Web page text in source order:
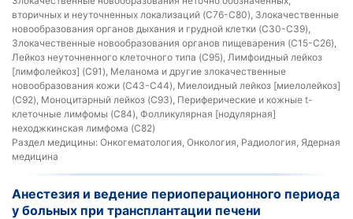
вторичных и неуточненных локализаций (C76-C80), Злокачественные
новообразования органов дыхания и грудной клетки (C30-C39),
Злокачественные новообразования органов пищеварения (C15-C26),
Лейкоз неуточненного клеточного типа (C95), Лимфоидный лейкоз
[лимфолейкоз] (C91), Меланома и другие злокачественные
новообразования кожи (C43-C44), Миелоидный лейкоз [миелолейкоз]
(C92), Моноцитарный лейкоз (C93), Периферические и кожные t-
клеточные лимфомы (C84), Фолликулярная [нодулярная]
неходжкинская лимфома (C82)
Раздел медицины: Онкогематология, Онкология, Радиология, Ядерная
медицина
Анестезия и ведение периоперационного периода
у больных при трансплантации печени